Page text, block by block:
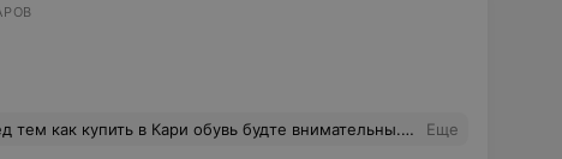
И если вы захотите её вернуть, то вам в глаза скажут, что вы её носили и не примут товар и экспертиза эта подтвердит. Но вы ведь знаете что вы её не носили, но доказать этого не сможете. И вам будет обидно что о вас вытерли ноги. Еще